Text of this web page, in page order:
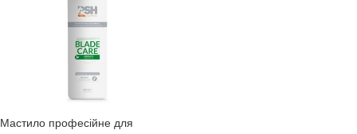
Мастило професійне для